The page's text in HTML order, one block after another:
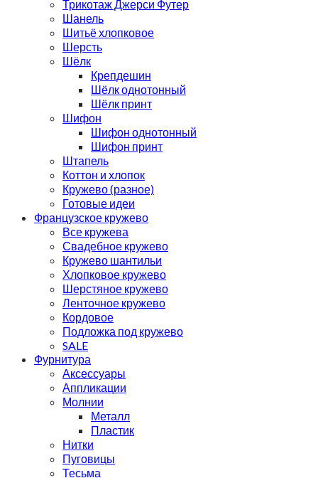
Трикотаж Джерси Футер
Шанель
Шитьё хлопковое
Шерсть
Шёлк
Крепдешин
Шёлк однотонный
Шёлк принт
Шифон
Шифон однотонный
Шифон принт
Штапель
Коттон и хлопок
Кружево (разное)
Готовые идеи
Французское кружево
Все кружева
Свадебное кружево
Кружево шантильи
Хлопковое кружево
Шерстяное кружево
Ленточное кружево
Кордовое
Подложка под кружево
SALE
Фурнитура
Аксессуары
Аппликации
Молнии
Металл
Пластик
Нитки
Пуговицы
Тесьма